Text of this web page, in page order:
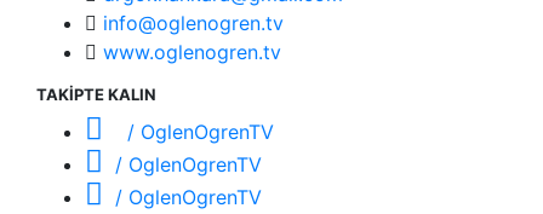
info@oglenogren.tv
www.oglenogren.tv
TAKİPTE KALIN
/ OglenOgrenTV
/ OglenOgrenTV
/ OglenOgrenTV